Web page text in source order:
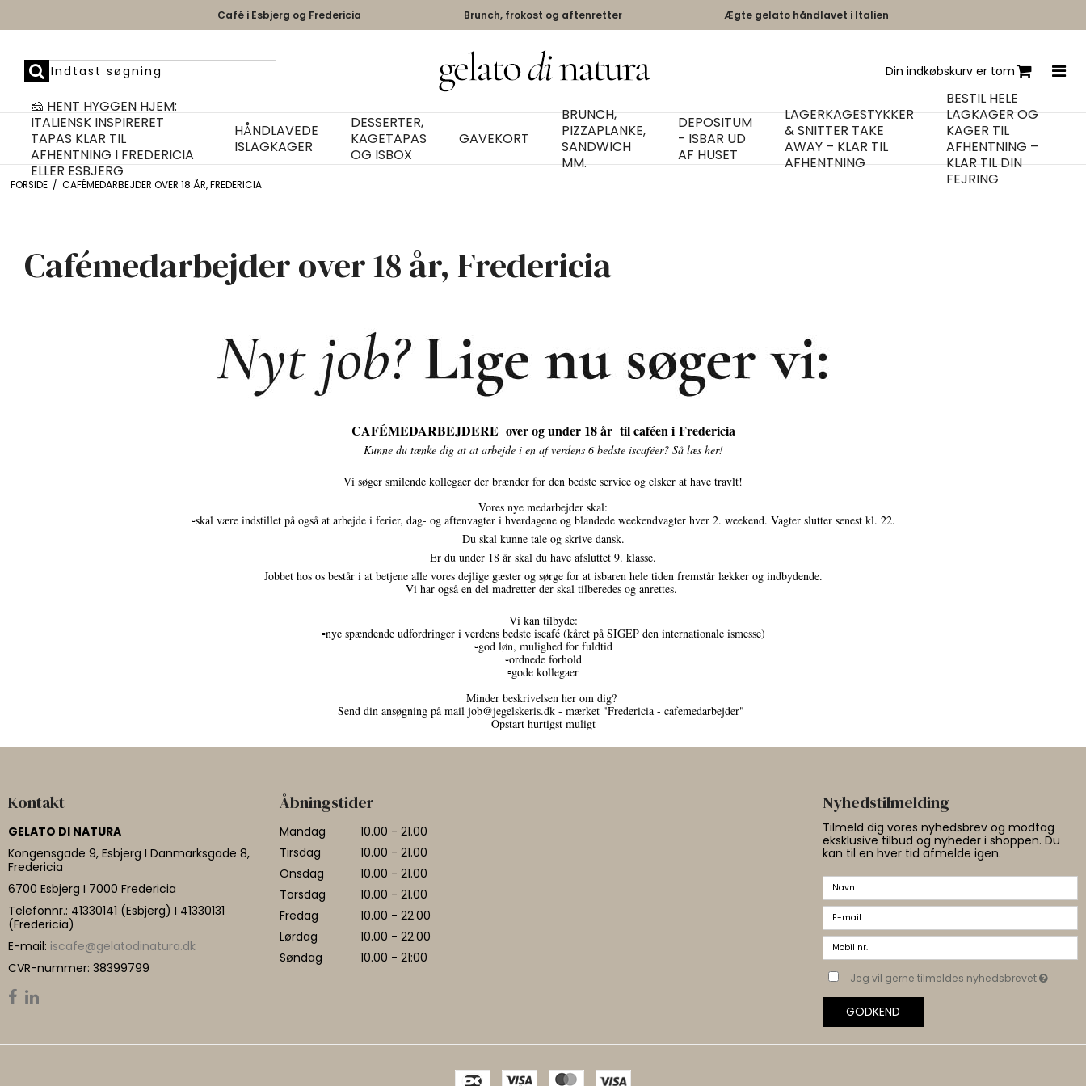
Café i Esbjerg og Fredericia Brunch, frokost og aftenretter Ægte gelato håndlavet i Italien
Din indkøbskurv er tom
🧀 HENT HYGGEN HJEM:
ITALIENSK INSPIRERET
TAPAS KLAR TIL
AFHENTNING I FREDERICIA
ELLER ESBJERG
HÅNDLAVEDE
ISLAGKAGER
DESSERTER,
KAGETAPAS
OG ISBOX
GAVEKORT
BRUNCH,
PIZZAPLANKE,
SANDWICH
MM.
DEPOSITUM
- ISBAR UD
AF HUSET
LAGERKAGESTYKKER
& SNITTER TAKE
AWAY – KLAR TIL
AFHENTNING
BESTIL HELE
LAGKAGER OG
KAGER TIL
AFHENTNING –
KLAR TIL DIN
FEJRING
FORSIDE / CAFÉMEDARBEJDER OVER 18 ÅR, FREDERICIA
Cafémedarbejder over 18 år, Fredericia
CAFÉMEDARBEJDERE over og under 18 år til caféen i Fredericia
Kunne du tænke dig at at arbejde i en af verdens 6 bedste iscaféer? Så læs her!
Vi søger smilende kollegaer der brænder for den bedste service og elsker at have travlt!
Vores nye medarbejder skal:
▫️skal være indstillet på også at arbejde i ferier, dag- og aftenvagter i hverdagene og blandede weekendvagter hver 2. weekend. Vagter slutter senest kl. 22.
Du skal kunne tale og skrive dansk.
Er du under 18 år skal du have afsluttet 9. klasse.
Jobbet hos os består i at betjene alle vores dejlige gæster og sørge for at isbaren hele tiden fremstår lækker og indbydende.
Vi har også en del madretter der skal tilberedes og anrettes.
Vi kan tilbyde:
▫️nye spændende udfordringer i verdens bedste iscafé (kåret på SIGEP den internationale ismesse)
▫️god løn, mulighed for fuldtid
▫️ordnede forhold
▫️gode kollegaer
Minder beskrivelsen her om dig?
Send din ansøgning på mail job@jegelskeris.dk - mærket "Fredericia - cafemedarbejder"
Opstart hurtigst muligt
Kontakt
GELATO DI NATURA
Kongensgade 9, Esbjerg I Danmarksgade 8,
Fredericia
6700 Esbjerg I 7000 Fredericia
Telefonnr.: 41330141 (Esbjerg) I 41330131
(Fredericia)
E-mail: iscafe@gelatodinatura.dk
CVR-nummer: 38399799
Åbningstider
Mandag
10.00 - 21.00
Tirsdag
10.00 - 21.00
Onsdag
10.00 - 21.00
Torsdag
10.00 - 21.00
Fredag
10.00 - 22.00
Lørdag
10.00 - 22.00
Søndag
10.00 - 21:00
Nyhedstilmelding
Tilmeld dig vores nyhedsbrev og modtag
eksklusive tilbud og nyheder i shoppen. Du
kan til en hver tid afmelde igen.
Jeg vil gerne tilmeldes nyhedsbrevet
GODKEND